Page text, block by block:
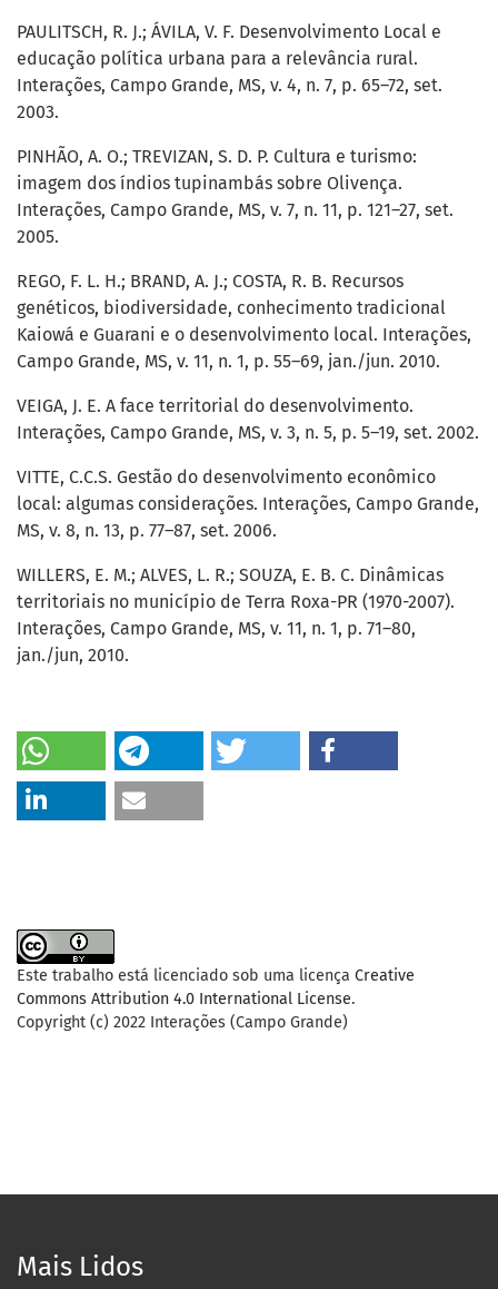
PAULITSCH, R. J.; ÁVILA, V. F. Desenvolvimento Local e
educação política urbana para a relevância rural.
Interações, Campo Grande, MS, v. 4, n. 7, p. 65–72, set.
2003.
PINHÃO, A. O.; TREVIZAN, S. D. P. Cultura e turismo:
imagem dos índios tupinambás sobre Olivença.
Interações, Campo Grande, MS, v. 7, n. 11, p. 121–27, set.
2005.
REGO, F. L. H.; BRAND, A. J.; COSTA, R. B. Recursos
genéticos, biodiversidade, conhecimento tradicional
Kaiowá e Guarani e o desenvolvimento local. Interações,
Campo Grande, MS, v. 11, n. 1, p. 55–69, jan./jun. 2010.
VEIGA, J. E. A face territorial do desenvolvimento.
Interações, Campo Grande, MS, v. 3, n. 5, p. 5–19, set. 2002.
VITTE, C.C.S. Gestão do desenvolvimento econômico
local: algumas considerações. Interações, Campo Grande,
MS, v. 8, n. 13, p. 77–87, set. 2006.
WILLERS, E. M.; ALVES, L. R.; SOUZA, E. B. C. Dinâmicas
territoriais no município de Terra Roxa-PR (1970-2007).
Interações, Campo Grande, MS, v. 11, n. 1, p. 71–80,
jan./jun, 2010.
Este trabalho está licenciado sob uma licença Creative
Commons Attribution 4.0 International License.
Copyright (c) 2022 Interações (Campo Grande)
Mais Lidos